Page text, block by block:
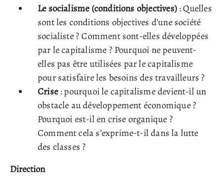
Le socialisme (conditions objectives): Quelles
sont les conditions objectives d’une société
socialiste ? Comment sont-elles développées
par le capitalisme ? Pourquoi ne peuvent-
elles pas être utilisées par le capitalisme
pour satisfaire les besoins des travailleurs ?
Crise: pourquoi le capitalisme devient-il un
obstacle au développement économique ?
Pourquoi est-il en crise organique ?
Comment cela s’exprime-t-il dans la lutte
des classes ?
Direction